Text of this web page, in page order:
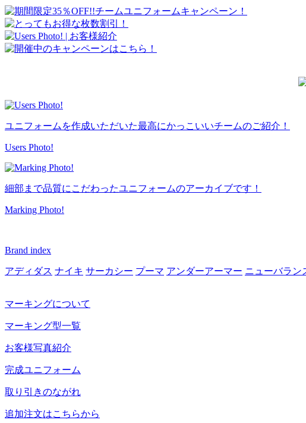
ユニフォームを作成いただいた最高にかっこいいチームのご紹介！
Users Photo!
細部まで品質にこだわったユニフォームのアーカイブです！
Marking Photo!
Brand index
アディダス ナイキ サーカシー プーマ アンダーアーマー ニューバラン
マーキングについて
マーキング型一覧
お客様写真紹介
完成ユニフォーム
取り引きのながれ
追加注文はこちらから